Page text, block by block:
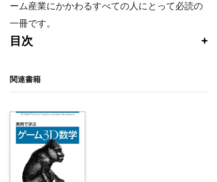
ーム産業にかかわるすべての人にとって必読の
一冊です。
目次
序文
まえがき
1章　禅ゲームデザイン
    1.1　賢い盲目の象
    1.2　ゲームデザインとは
    1.3　禅ゲームデザインとは
        1.3.1　禅ゲームデザインの基本方針
    1.4　第1の主義：デザインに唯一絶対の方法はない
関連書籍